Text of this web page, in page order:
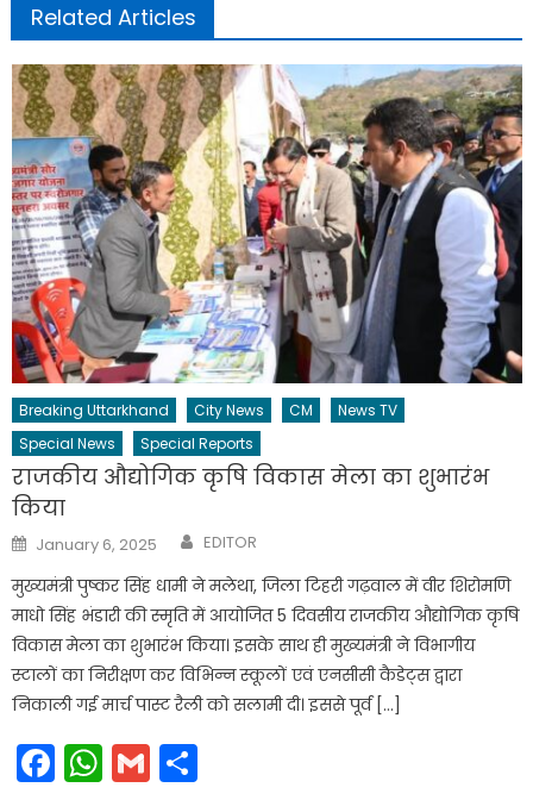
Related Articles
Breaking Uttarkhand City News CM
News TV
Special News
Special Reports
राजकीय औद्योगिक कृषि विकास मेला का शुभारंभ
किया
Posted
on
January 6, 2025 Author
EDITOR
मुख्यमंत्री पुष्कर सिंह धामी ने मलेथा, जिला टिहरी गढ़वाल में वीर शिरोमणि
माधो सिंह भंडारी की स्मृति में आयोजित 5 दिवसीय राजकीय औद्योगिक कृषि
विकास मेला का शुभारंभ किया। इसके साथ ही मुख्यमंत्री ने विभागीय
स्टालों का निरीक्षण कर विभिन्न स्कूलों एवं एनसीसी कैडेट्स द्वारा
निकाली गई मार्च पास्ट रैली को सलामी दी। इससे पूर्व […]
Facebook
WhatsApp
Gmail